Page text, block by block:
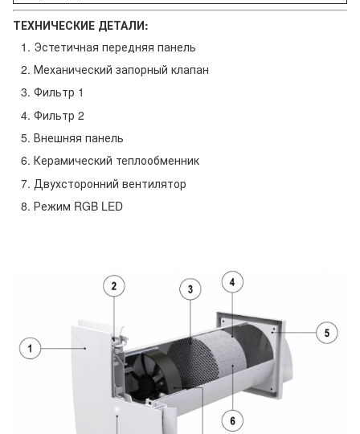
ТЕХНИЧЕСКИЕ ДЕТАЛИ:
Эстетичная передняя панель
Механический запорный клапан
Фильтр 1
Фильтр 2
Внешняя панель
Керамический теплообменник
Двухсторонний вентилятор
Режим RGB LED